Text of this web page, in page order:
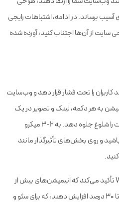
برساند. در ادامه، اشتباهات رایجی
سایت از آن‌ها اجتناب کنید، آورده شده
کاربران را تحت فشار قرار دهد و وب‌سایت
به هر دکمه، لینک و تصویر در یک
می‌تواند سایت را شلوغ جلوه دهد. به 2-3 میکرو
و روی بخش‌های تأثیرگذار مانند
گزارشی در سال 2022 توسط Web.dev تأکید می‌کند که انیمیشن‌های بیش از
حد می‌توانند زمان بارگذاری صفحه را تا 30 درصد افزایش دهند، که برای سئو و